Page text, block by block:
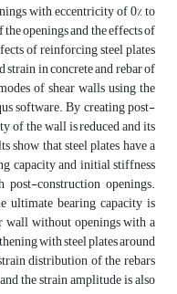
with eccentricity of 0% to
openings and the effects of
of reinforcing steel plates
strain in concrete and rebar of
of shear walls using the
software. By creating post-
of the wall is reduced and its
show that steel plates have a
capacity and initial stiffness
construction openings.
ultimate bearing capacity is
wall without openings with a
with steel plates around
distribution of the rebars
the strain amplitude is also